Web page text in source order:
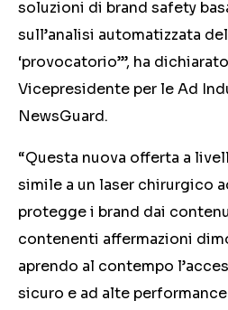
soluzioni di brand safety
sull’analisi automatizzata
‘provocatorio’”, ha
Vicepresidente per le Ad
NewsGuard.
“Questa nuova offerta a
simile a un laser chirurgico
protegge i brand dai
contenenti affermazioni
aprendo al contempo
sicuro e ad alte